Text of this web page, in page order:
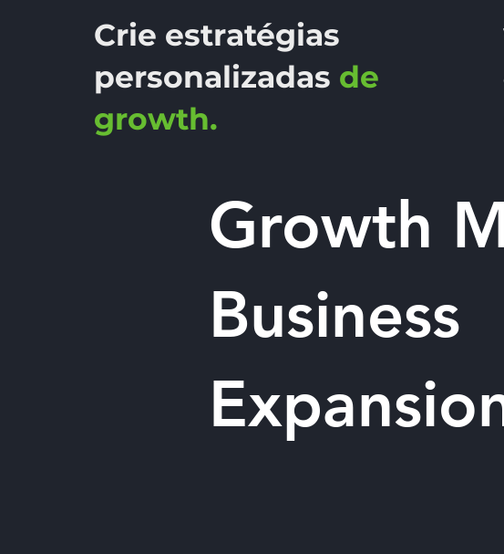
Crie estratégias
personalizadas de
growth.
Growth
Business